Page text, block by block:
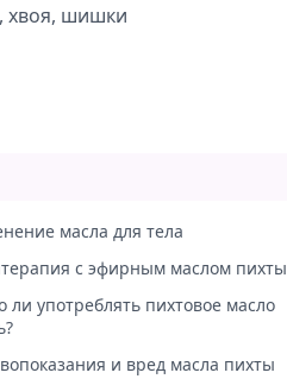
хвоя, шишки
масла для тела
с эфирным маслом пихты
употреблять пихтовое масло
и вред масла пихты